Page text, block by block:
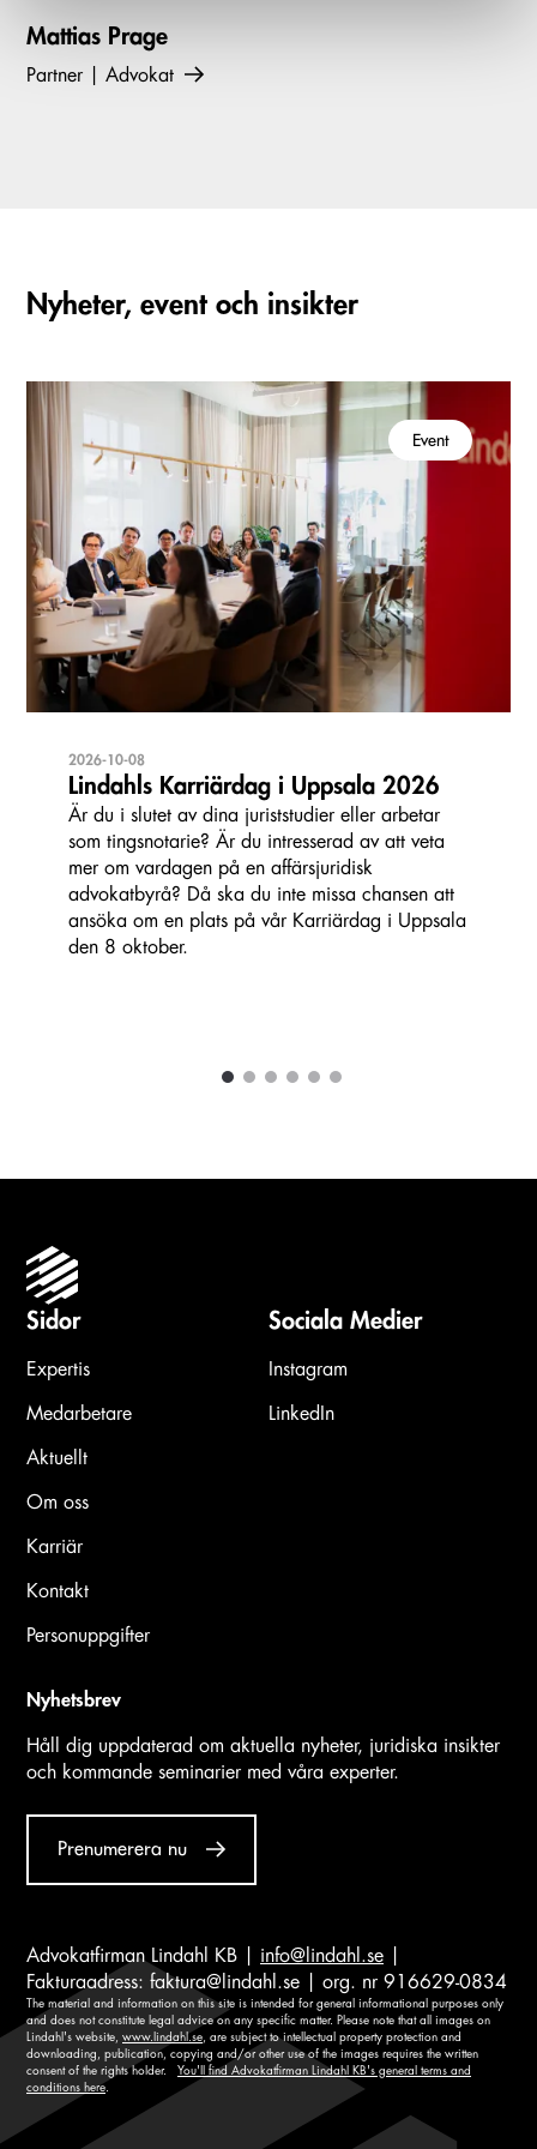
Mattias Prage
Partner | Advokat
Nyheter, event och insikter
Event
2026-10-08
Lindahls Karriärdag i Uppsala 2026
Är du i slutet av dina juriststudier eller arbetar
som tingsnotarie? Är du intresserad av att veta
mer om vardagen på en affärsjuridisk
advokatbyrå? Då ska du inte missa chansen att
ansöka om en plats på vår Karriärdag i Uppsala
den 8 oktober.
1 2 3 4 5 6
Sidor
Expertis
Medarbetare
Aktuellt
Om oss
Karriär
Kontakt
Personuppgifter
Sociala Medier
Instagram
LinkedIn
Nyhetsbrev
Håll dig uppdaterad om aktuella nyheter, juridiska insikter
och kommande seminarier med våra experter.
Prenumerera nu
Advokatfirman Lindahl KB | info@lindahl.se
Fakturaadress: faktura@lindahl.se | org. nr 916629-0834
The material and information on this site is intended for general informational purposes only
and does not constitute legal advice on any specific matter. Please note that all images on
Lindahl's website, www.lindahl.se , are subject to intellectual property protection and
downloading, publication, copying and/or other use of the images requires the written
consent of the rights holder. You'll find Advokatfirman Lindahl KB's general terms and
conditions here